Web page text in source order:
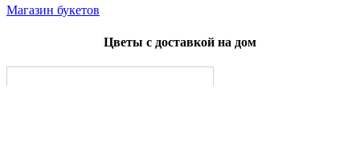
Магазин букетов
Цветы с доставкой на дом